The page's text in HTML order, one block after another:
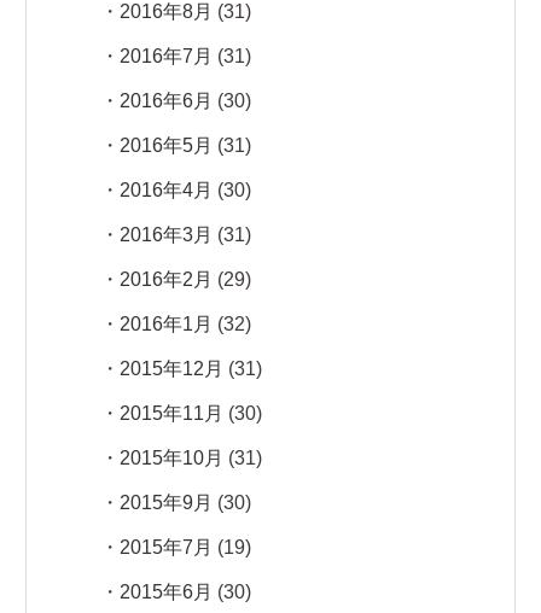
2016年8月 (31)
2016年7月 (31)
2016年6月 (30)
2016年5月 (31)
2016年4月 (30)
2016年3月 (31)
2016年2月 (29)
2016年1月 (32)
2015年12月 (31)
2015年11月 (30)
2015年10月 (31)
2015年9月 (30)
2015年7月 (19)
2015年6月 (30)